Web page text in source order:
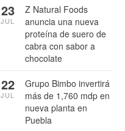
Z Natural Foods
anuncia una nueva
proteína de suero de
cabra con sabor a
chocolate
23
JUL
Grupo Bimbo invertirá
más de 1,760 mdp en
nueva planta en
Puebla
22
JUL